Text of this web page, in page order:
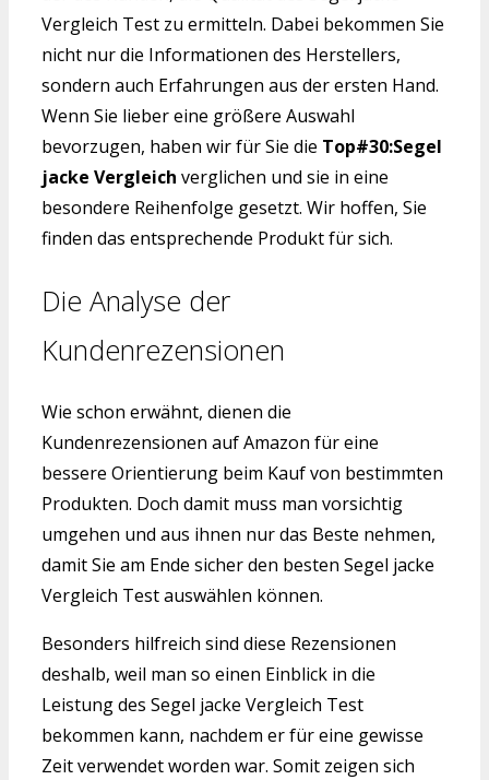
Vergleich Test zu ermitteln. Dabei bekommen Sie
nicht nur die Informationen des Herstellers,
sondern auch Erfahrungen aus der ersten Hand.
Wenn Sie lieber eine größere Auswahl
bevorzugen, haben wir für Sie die Top#30:Segel
jacke Vergleich verglichen und sie in eine
besondere Reihenfolge gesetzt. Wir hoffen, Sie
finden das entsprechende Produkt für sich.
Die Analyse der
Kundenrezensionen
Wie schon erwähnt, dienen die
Kundenrezensionen auf Amazon für eine
bessere Orientierung beim Kauf von bestimmten
Produkten. Doch damit muss man vorsichtig
umgehen und aus ihnen nur das Beste nehmen,
damit Sie am Ende sicher den besten Segel jacke
Vergleich Test auswählen können.
Besonders hilfreich sind diese Rezensionen
deshalb, weil man so einen Einblick in die
Leistung des Segel jacke Vergleich Test
bekommen kann, nachdem er für eine gewisse
Zeit verwendet worden war. Somit zeigen sich